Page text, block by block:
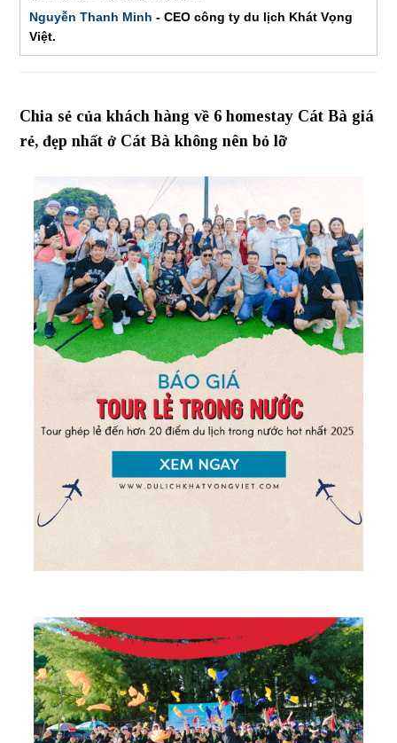
Nguyễn Thanh Minh - CEO công ty du lịch Khát Vọng
Việt.
Chia sẻ của khách hàng về 6 homestay Cát Bà giá
rẻ, đẹp nhất ở Cát Bà không nên bỏ lỡ